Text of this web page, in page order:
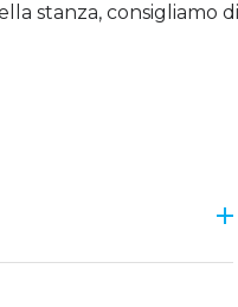
stanza, consigliamo